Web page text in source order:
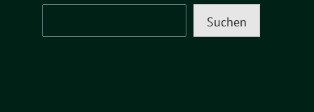
Suchen